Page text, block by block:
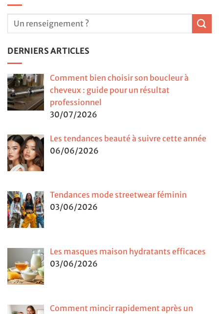
DERNIERS ARTICLES
Comment bien choisir son boucleur à
cheveux : guide pour un résultat
professionnel
30/07/2026
Les tendances beauté à suivre cette année
06/06/2026
Tendances mode streetwear féminin
03/06/2026
Les masques maison hydratants efficaces
03/06/2026
Comment mincir rapidement après un